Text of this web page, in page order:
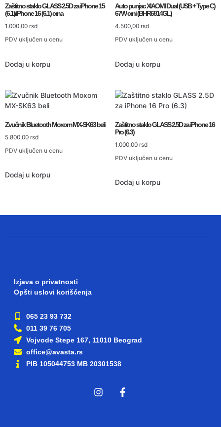
Zaštitno staklo GLASS 2.5D za iPhone 15
(6.1)/iPhone 16 (6.1) crna
1.000,00 rsd
PDV uključen u cenu
Dodaj u korpu
Auto punjac XIAOMI Dual (USB + Type C)
67W crni (BHR6814GL)
4.500,00 rsd
PDV uključen u cenu
Dodaj u korpu
Zvučnik Bluetooth Moxom MX-SK63 beli
5.800,00 rsd
PDV uključen u cenu
Dodaj u korpu
Zaštitno staklo GLASS 2.5D za iPhone 16
Pro (6.3)
1.000,00 rsd
PDV uključen u cenu
Dodaj u korpu
Izjava o privatnosti
Opšti uslovi korišćenja
065 23 93 732
011 39 76 705
Vojvode Stepe 167, 11010 Beograd
office@avasta.rs
PIB 105044753 MB 20301538